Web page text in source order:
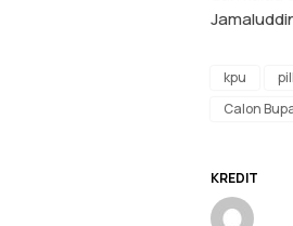
kpu
Calon
KREDIT